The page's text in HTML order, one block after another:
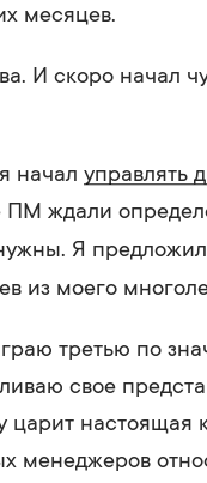
месяцев.
И скоро начал
начал управлять
ПМ ждали
Я
из моего
третью по
свое
настоящая
менеджеров